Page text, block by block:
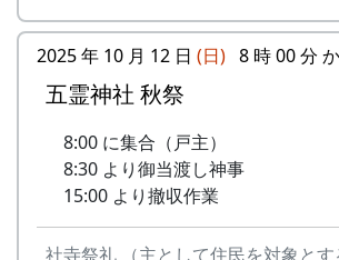
稲刈りの日、田んぼでオリジナル曲
する棚田コンサート。
毎年曲を創り出演してきましたが、
夏のイメージを色濃く出した曲です。
水田に降り注ぐ“雨”と“太陽の光”が
支えているのだと実感させられた「
5
なんとなく聴く
うた
リアルキ
6 あしたは帰ろう
7
蒼い⾵〜棚
⽥'99〜
8
ふるさと加美の
旅⼈
- H CORPORATION
帰って
HCORPORATION(II)
メシアとポン四郎バ
ンド
イネに
2025 年 10 月 12 日 (日) 8 時 00 分
五霊神社 秋祭
8:00 に集合（戸主）
8:30 より御当渡し神事
15:00 より撤収作業
社寺祭礼 （主として住民を対象とす